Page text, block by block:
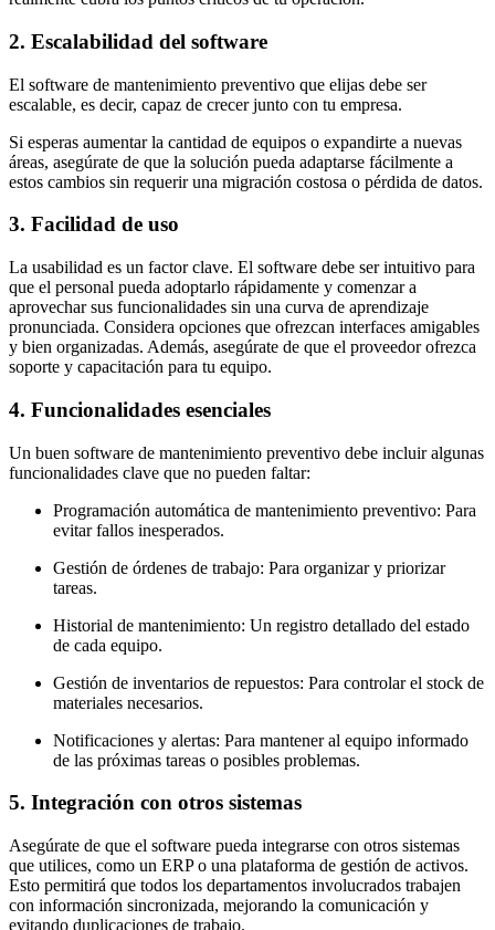
2. Escalabilidad del software
El software de mantenimiento preventivo que elijas debe ser
escalable, es decir, capaz de crecer junto con tu empresa.
Si esperas aumentar la cantidad de equipos o expandirte a nuevas
áreas, asegúrate de que la solución pueda adaptarse fácilmente a
estos cambios sin requerir una migración costosa o pérdida de datos.
3. Facilidad de uso
La usabilidad es un factor clave. El software debe ser intuitivo para
que el personal pueda adoptarlo rápidamente y comenzar a
aprovechar sus funcionalidades sin una curva de aprendizaje
pronunciada. Considera opciones que ofrezcan interfaces amigables
y bien organizadas. Además, asegúrate de que el proveedor ofrezca
soporte y capacitación para tu equipo.
4. Funcionalidades esenciales
Un buen software de mantenimiento preventivo debe incluir algunas
funcionalidades clave que no pueden faltar:
Programación automática de mantenimiento preventivo: Para
evitar fallos inesperados.
Gestión de órdenes de trabajo: Para organizar y priorizar
tareas.
Historial de mantenimiento: Un registro detallado del estado
de cada equipo.
Gestión de inventarios de repuestos: Para controlar el stock de
materiales necesarios.
Notificaciones y alertas: Para mantener al equipo informado
de las próximas tareas o posibles problemas.
5. Integración con otros sistemas
Asegúrate de que el software pueda integrarse con otros sistemas
que utilices, como un ERP o una plataforma de gestión de activos.
Esto permitirá que todos los departamentos involucrados trabajen
con información sincronizada, mejorando la comunicación y
evitando duplicaciones de trabajo.